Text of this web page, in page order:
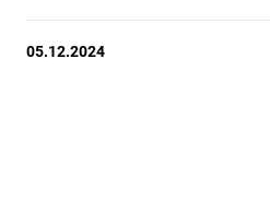
05.12.2024